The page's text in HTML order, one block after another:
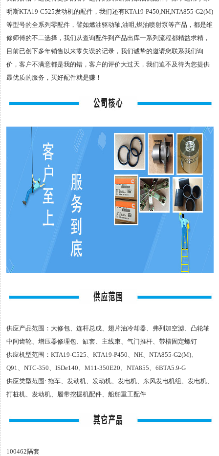
明斯KTA19-C525发动机的配件，我们还有KTA19-P450,NH,NTA855-G2(M)
等型号的全系列零配件，譬如燃油驱动轴,油咀,燃油喷射泵等产品，都是维
修师傅的不二选择，我们从查询配件到产品出库一系列流程都精益求精，
目前已创下多年销售以来零失误的记录，我们诚挚的邀请您联系我们询
价，客户不满意都是我的错，客户的评价大过天，我们迫不及待为您提供
最优质的服务，买好配件就是赚！
供应产品范围：大修包、连杆总成、翅片油冷却器、弗列加空滤、凸轮轴
中间齿轮、增压器修理包、缸套、主线束、气门推杆、带槽固定螺钉
供应机型范围：KTA19-C525、KTA19-P450、NH、NTA855-G2(M)、
Q91、NTC-350、ISDe140、M11-350E20、NTA855、6BTA5.9-G
供应类型范围: 拖车、发动机、发动机、发电机、东风发电机组、发电机、
打桩机、发动机、履带挖掘机配件、船舶重工配件
100462隔套